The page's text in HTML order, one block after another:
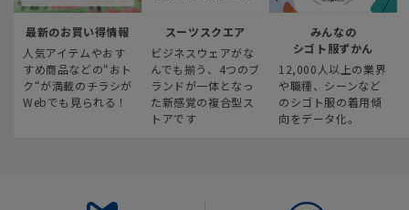
最新のお買い得情報
人気アイテムやおす
すめ商品などの“おト
ク“が満載のチラシが
Webでも見られる！
スーツスクエア
ビジネスウェアがな
んでも揃う、4つのブ
ランドが一体となっ
た新感覚の複合型ス
トアです
みんなの
シゴト服ずかん
12,000人以上の業界
や職種、シーンなど
のシゴト服の着用傾
向をデータ化。